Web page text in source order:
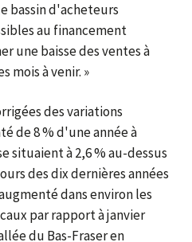
bassin d'acheteurs
au financement
une baisse des ventes à
mois à venir. »
des variations
de 8 % d'une année à
situaient à 2,6 % au-dessus
des dix dernières années
dans environ les
par rapport à janvier
du Bas-Fraser en